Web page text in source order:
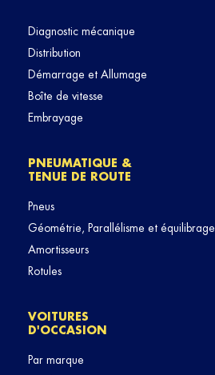
Diagnostic mécanique
Distribution
Démarrage et Allumage
Boîte de vitesse
Embrayage
PNEUMATIQUE &
TENUE DE ROUTE
Pneus
Géométrie, Parallélisme et équilibrage
Amortisseurs
Rotules
VOITURES
D'OCCASION
Par marque